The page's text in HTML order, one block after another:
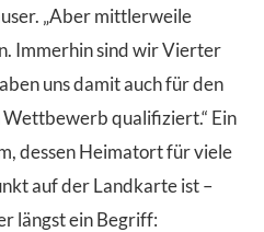
„Aber mittlerweile
Immerhin sind wir Vierter
uns damit auch für den
qualifiziert.“ Ein
dessen Heimatort für viele
auf der Landkarte ist –
längst ein Begriff: